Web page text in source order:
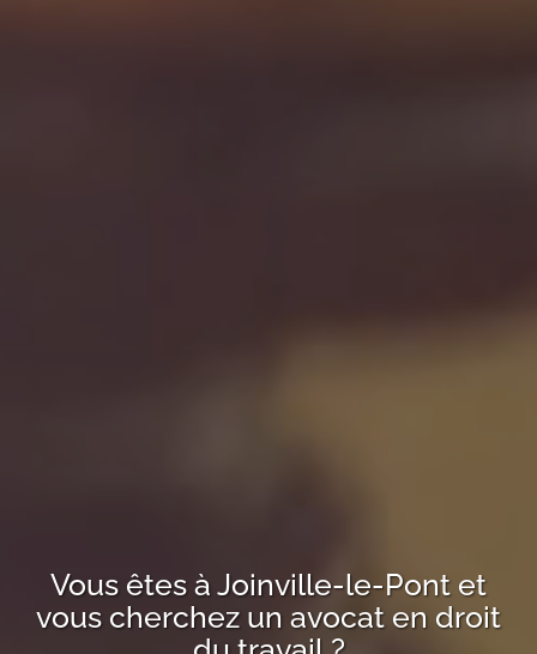
Vous êtes à Joinville-le-Pont et
vous cherchez un avocat en droit